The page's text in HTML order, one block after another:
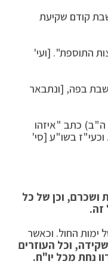
קודם שקיעת
התוספת". [ועי'
בפה, [ונתבאר
כתב "איזהו
בשו"ע [סי'
ושכרם, וכן של כל
זה.
החול. וכאשר
וכל העוזרים
נחת מכל יו"ח.